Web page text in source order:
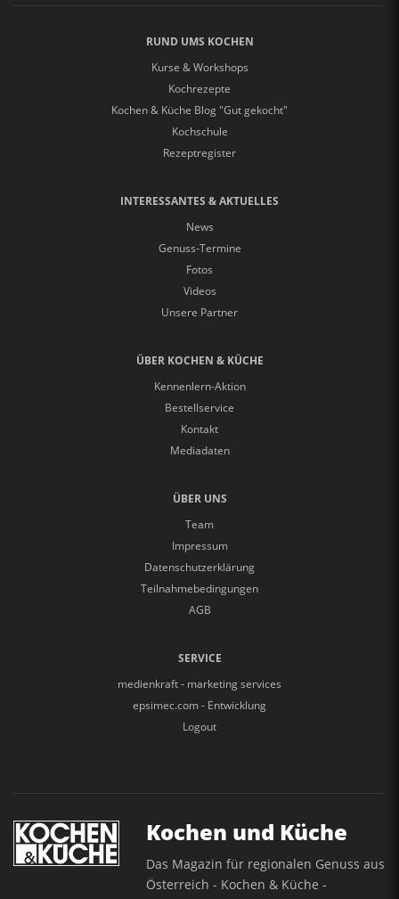
RUND UMS KOCHEN
Kurse & Workshops
Kochrezepte
Kochen & Küche Blog "Gut gekocht"
Kochschule
Rezeptregister
INTERESSANTES & AKTUELLES
News
Genuss-Termine
Fotos
Videos
Unsere Partner
ÜBER KOCHEN & KÜCHE
Kennenlern-Aktion
Bestellservice
Kontakt
Mediadaten
ÜBER UNS
Team
Impressum
Datenschutzerklärung
Teilnahmebedingungen
AGB
SERVICE
medienkraft - marketing services
epsimec.com - Entwicklung
Logout
Kochen und Küche
Das Magazin für regionalen Genuss aus
Österreich - Kochen & Küche -